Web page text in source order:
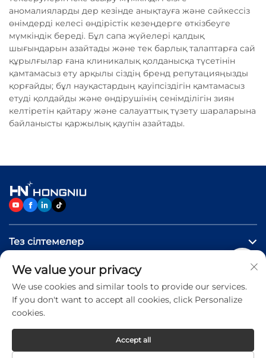
аномалияларды дер кезінде анықтауға және сәйкессіз
өнімдерді келесі өндірістік кезеңдерге өткізбеуге
мүмкіндік береді. Бұл сапа жүйелері қалдық
шығындарын азайтады және тек барлық талаптарға сай
құрылғылар ғана клиникалық қолданысқа түсетінін
қамтамасыз ету арқылы сіздің бренд репутацияңызды
қорғайды; бұл науқастардың қауіпсіздігін қамтамасыз
етуді қолдайды және өндірушінің сенімділігін зиян
келтіретін қайтару және салауаттық түзету шараларына
байланысты қаржылық қаупін азайтады.
Тез сілтемелер
Өнімдер
Бізге хабарласыңыз
We value your privacy
We use cookies and similar tools to provide our services.
If you don't want to accept all cookies, click Personalize
cookies.
Accept all